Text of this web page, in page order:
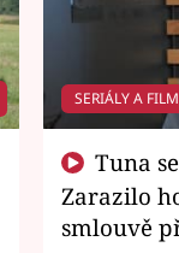
SERIÁLY A
Zarazilo
smlouvě